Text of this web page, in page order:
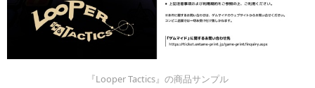
『Looper Tactics』の商品サンプル